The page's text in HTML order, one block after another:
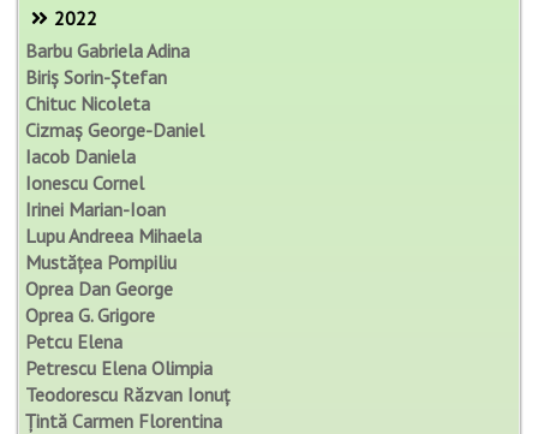
2022
Barbu Gabriela Adina
Biriș Sorin-Ștefan
Chituc Nicoleta
Cizmaș George-Daniel
Iacob Daniela
Ionescu Cornel
Irinei Marian-Ioan
Lupu Andreea Mihaela
Mustățea Pompiliu
Oprea Dan George
Oprea G. Grigore
Petcu Elena
Petrescu Elena Olimpia
Teodorescu Răzvan Ionuț
Țintă Carmen Florentina